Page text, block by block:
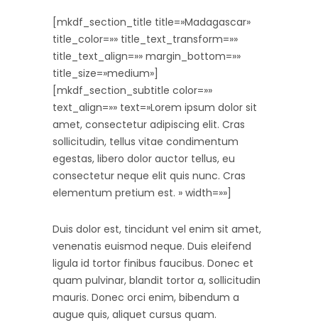
[mkdf_section_title title=»Madagascar»
title_color=»» title_text_transform=»»
title_text_align=»» margin_bottom=»»
title_size=»medium»]
[mkdf_section_subtitle color=»»
text_align=»» text=»Lorem ipsum dolor sit
amet, consectetur adipiscing elit. Cras
sollicitudin, tellus vitae condimentum
egestas, libero dolor auctor tellus, eu
consectetur neque elit quis nunc. Cras
elementum pretium est. » width=»»]
Duis dolor est, tincidunt vel enim sit amet,
venenatis euismod neque. Duis eleifend
ligula id tortor finibus faucibus. Donec et
quam pulvinar, blandit tortor a, sollicitudin
mauris. Donec orci enim, bibendum a
augue quis, aliquet cursus quam.